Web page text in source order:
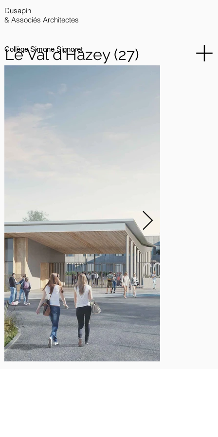
Dusapin
& Associés Architectes
Collège Simone Signoret
Le Val d'Hazey (27)